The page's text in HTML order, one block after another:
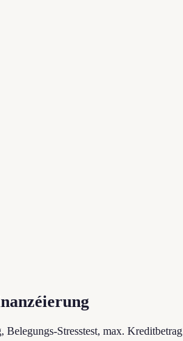
Belegungs-Stresstest, max. Kreditbetrag